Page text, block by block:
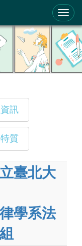
訊
質
臺北大
學系法